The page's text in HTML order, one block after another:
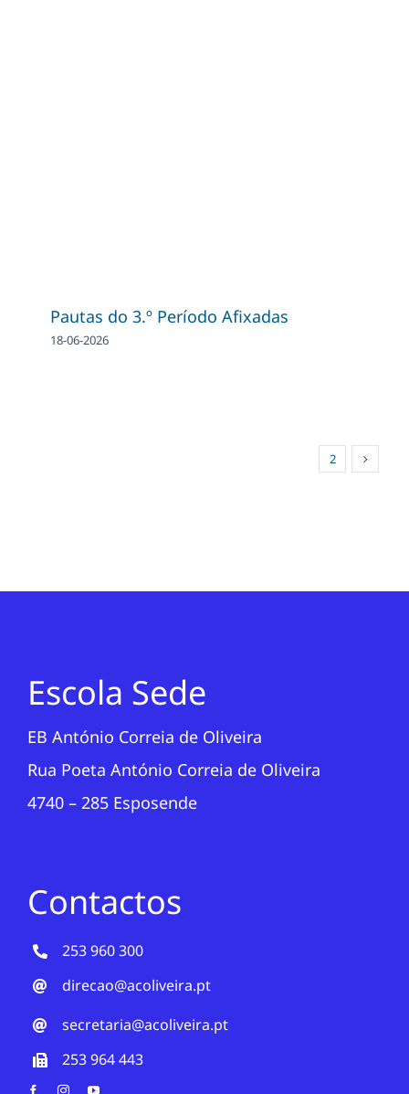
Pautas do 3.º Período Afixadas
18-06-2026
2
Escola Sede
EB António Correia de Oliveira
Rua Poeta António Correia de Oliveira
4740 – 285 Esposende
Contactos
253 960 300
direcao@acoliveira.pt
secretaria@acoliveira.pt
253 964 443